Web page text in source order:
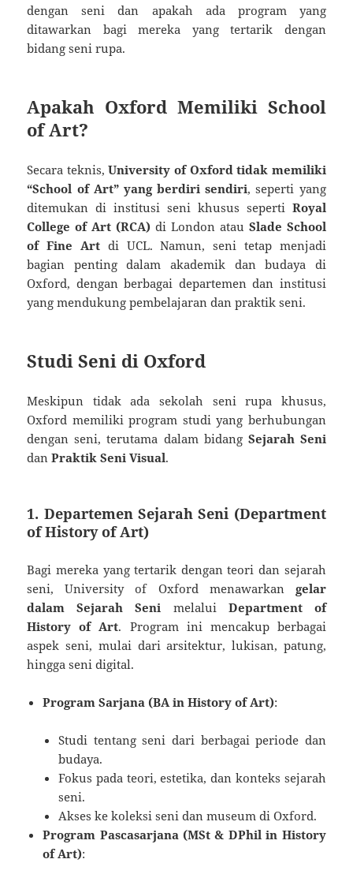
dengan seni dan apakah ada program yang
ditawarkan bagi mereka yang tertarik dengan
bidang seni rupa.
Apakah Oxford Memiliki School
of Art?
Secara teknis,University of Oxford tidak memiliki
“School of Art” yang berdiri sendiri, seperti yang
ditemukan di institusi seni khusus seperti Royal
College of Art (RCA) di London atau Slade School
of Fine Artdi UCL. Namun, seni tetap menjadi
bagian penting dalam akademik dan budaya di
Oxford, dengan berbagai departemen dan institusi
yang mendukung pembelajaran dan praktik seni.
Studi Seni di Oxford
Meskipun tidak ada sekolah seni rupa khusus,
Oxford memiliki program studi yang berhubungan
dengan seni, terutama dalam bidang Sejarah Seni
danPraktik Seni Visual.
1. Departemen Sejarah Seni (Department
of History of Art)
Bagi mereka yang tertarik dengan teori dan sejarah
seni, University of Oxford menawarkan gelar
dalam Sejarah Seni melalui Department of
History of Art. Program ini mencakup berbagai
aspek seni, mulai dari arsitektur, lukisan, patung,
hingga seni digital.
Program Sarjana (BA in History of Art):
Studi tentang seni dari berbagai periode dan
budaya.
Fokus pada teori, estetika, dan konteks sejarah
seni.
Akses ke koleksi seni dan museum di Oxford.
Program Pascasarjana (MSt & DPhil in History
of Art):